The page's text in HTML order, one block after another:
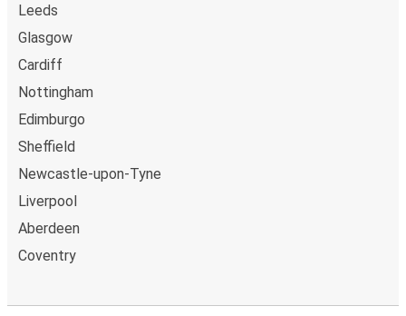
Leeds
Glasgow
Cardiff
Nottingham
Edimburgo
Sheffield
Newcastle-upon-Tyne
Liverpool
Aberdeen
Coventry